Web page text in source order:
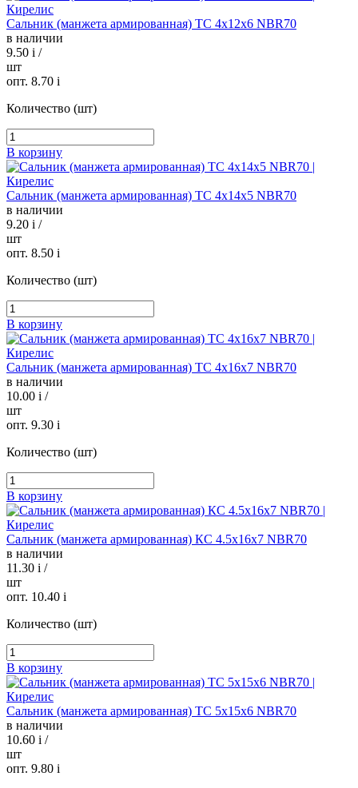
Сальник (манжета армированная) TC 4х12х6 NBR70
в наличии
9.50 i /
шт
опт. 8.70 i
Количество (шт)
В корзину
Сальник (манжета армированная) TC 4х14х5 NBR70
в наличии
9.20 i /
шт
опт. 8.50 i
Количество (шт)
В корзину
Сальник (манжета армированная) TC 4х16х7 NBR70
в наличии
10.00 i /
шт
опт. 9.30 i
Количество (шт)
В корзину
Сальник (манжета армированная) КС 4.5х16х7 NBR70
в наличии
11.30 i /
шт
опт. 10.40 i
Количество (шт)
В корзину
Сальник (манжета армированная) TC 5х15х6 NBR70
в наличии
10.60 i /
шт
опт. 9.80 i